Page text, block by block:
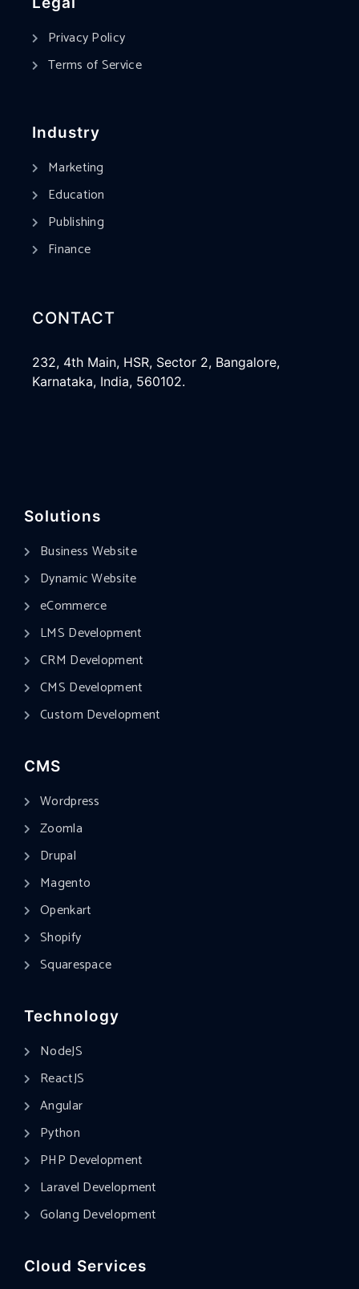
Privacy Policy
Terms of Service
Industry
Marketing
Education
Publishing
Finance
CONTACT
232, 4th Main, HSR, Sector 2, Bangalore,
Karnataka, India, 560102.
Solutions
Business Website
Dynamic Website
eCommerce
LMS Development
CRM Development
CMS Development
Custom Development
CMS
Wordpress
Zoomla
Drupal
Magento
Openkart
Shopify
Squarespace
Technology
NodeJS
ReactJS
Angular
Python
PHP Development
Laravel Development
Golang Development
Cloud Services